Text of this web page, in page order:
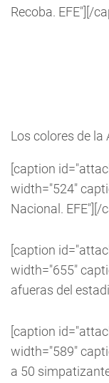
Recoba. EFE"] [/
Los colores de la
[caption
width="524"
Nacional. EFE"] [/
[caption
width="655"
afueras del
[caption
width="589"
a 50